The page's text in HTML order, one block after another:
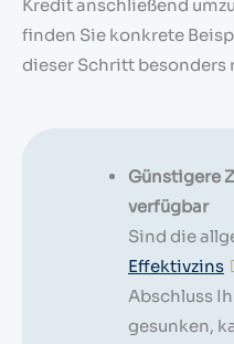
Kredit anschließend
finden Sie konkrete
dieser Schritt besonders
Günstigere
verfügbar
Sind die
Effektivzins
Abschluss
gesunken,